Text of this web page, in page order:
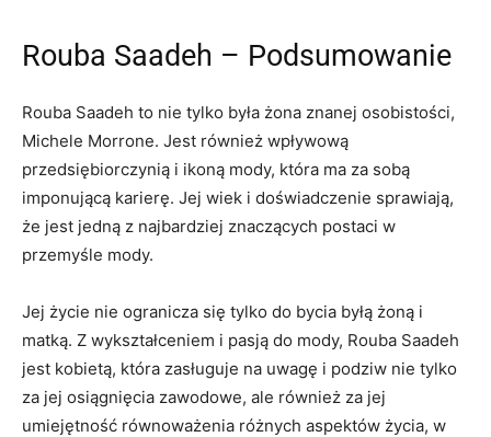
Rouba Saadeh – Podsumowanie
Rouba Saadeh to nie tylko była żona znanej osobistości,
Michele Morrone. Jest również wpływową
przedsiębiorczynią i ikoną mody, która ma za sobą
imponującą karierę. Jej wiek i doświadczenie sprawiają,
że jest jedną z najbardziej znaczących postaci w
przemyśle mody.
Jej życie nie ogranicza się tylko do bycia byłą żoną i
matką. Z wykształceniem i pasją do mody, Rouba Saadeh
jest kobietą, która zasługuje na uwagę i podziw nie tylko
za jej osiągnięcia zawodowe, ale również za jej
umiejętność równoważenia różnych aspektów życia, w